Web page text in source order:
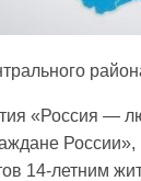
«Россия —
России»,
14-летним